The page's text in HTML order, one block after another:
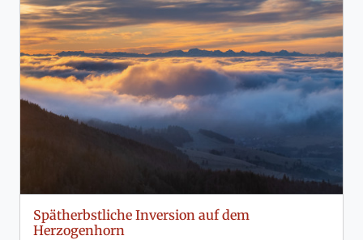
Spätherbstliche Inversion auf dem
Herzogenhorn